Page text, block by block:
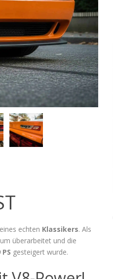
echten Klassikers. Als
überarbeitet und die
PS gesteigert wurde.